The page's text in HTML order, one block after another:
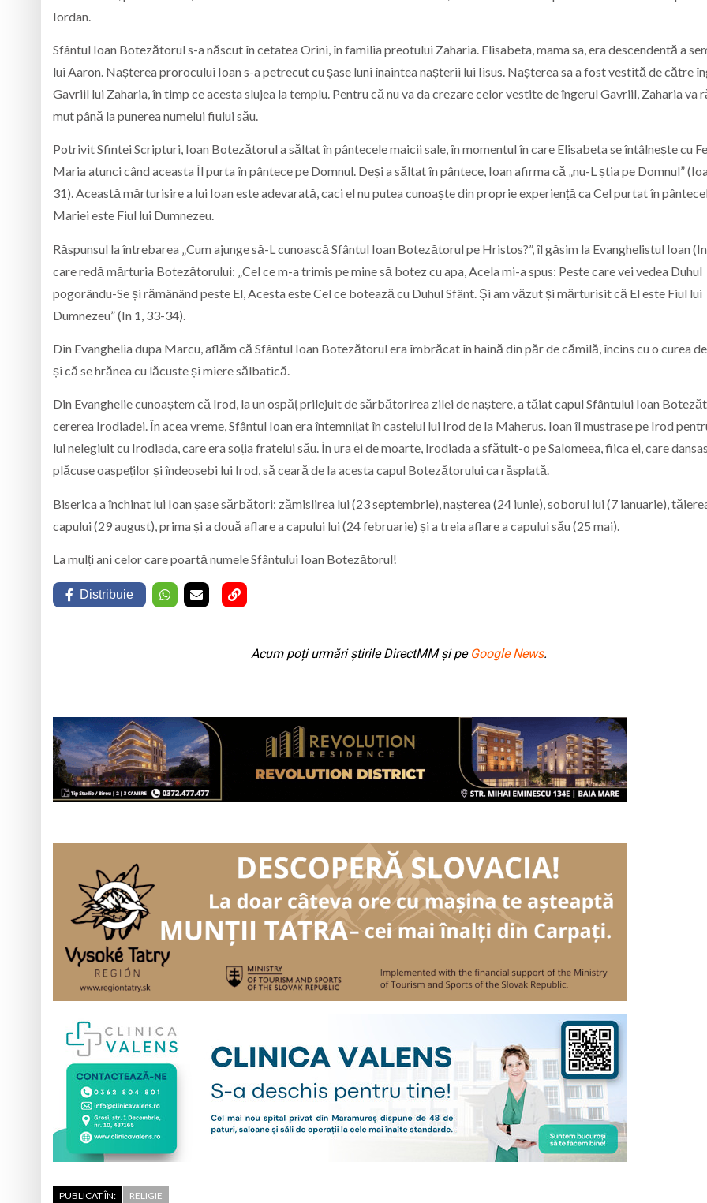
Iordan.
Sfântul Ioan Botezătorul s-a născut în cetatea Orini, în familia preotului Zaharia. Elisabeta, mama sa, era descendentă a
lui Aaron. Nașterea prorocului Ioan s-a petrecut cu șase luni înaintea nașterii lui Iisus. Nașterea sa a fost vestită de către
Gavriil lui Zaharia, în timp ce acesta slujea la templu. Pentru că nu va da crezare celor vestite de îngerul Gavriil, Zaharia va
mut până la punerea numelui fiului său.
Potrivit Sfintei Scripturi, Ioan Botezătorul a săltat în pântecele maicii sale, în momentul în care Elisabeta se întâlnește cu
Maria atunci când aceasta Îl purta în pântece pe Domnul. Deși a săltat în pântece, Ioan afirma că „nu-L știa pe Domnul”
31). Această mărturisire a lui Ioan este adevarată, caci el nu putea cunoaște din proprie experiență ca Cel purtat în
Mariei este Fiul lui Dumnezeu.
Răspunsul la întrebarea „Cum ajunge să-L cunoască Sfântul Ioan Botezătorul pe Hristos?”, îl găsim la Evanghelistul Ioan
care redă mărturia Botezătorului: „Cel ce m-a trimis pe mine să botez cu apa, Acela mi-a spus: Peste care vei vedea Duhul
pogorându-Se și rămânând peste El, Acesta este Cel ce botează cu Duhul Sfânt. Și am văzut și mărturisit că El este Fiul lui
Dumnezeu” (In 1, 33-34).
Din Evanghelia dupa Marcu, aflăm că Sfântul Ioan Botezătorul era îmbrăcat în haină din păr de cămilă, încins cu o curea
și că se hrănea cu lăcuste și miere sălbatică.
Din Evanghelie cunoaștem că Irod, la un ospăț prilejuit de sărbătorirea zilei de naștere, a tăiat capul Sfântului Ioan
cererea Irodiadei. În acea vreme, Sfântul Ioan era întemnițat în castelul lui Irod de la Maherus. Ioan îl mustrase pe Irod
lui nelegiuit cu Irodiada, care era soția fratelui său. În ura ei de moarte, Irodiada a sfătuit-o pe Salomeea, fiica ei, care
plăcuse oaspeților și îndeosebi lui Irod, să ceară de la acesta capul Botezătorului ca răsplată.
Biserica a închinat lui Ioan șase sărbători: zămislirea lui (23 septembrie), nașterea (24 iunie), soborul lui (7 ianuarie),
capului (29 august), prima și a două aflare a capului lui (24 februarie) și a treia aflare a capului său (25 mai).
La mulți ani celor care poartă numele Sfântului Ioan Botezătorul!
Distribuie
Acum poți urmări știrile DirectMM și pe Google News.
PUBLICAT ÎN:
RELIGIE